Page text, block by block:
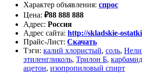
Характер объявления: спрос
Цена: ₽88 888 888
Адрес: Россия
Адрес сайта: http://skladskie-
Прайс-Лист: Скачать
Тэги: калий хлористый, соль,
этиленгликоль, Трилон Б, карбамид
ацетон, изопропиловый спирт